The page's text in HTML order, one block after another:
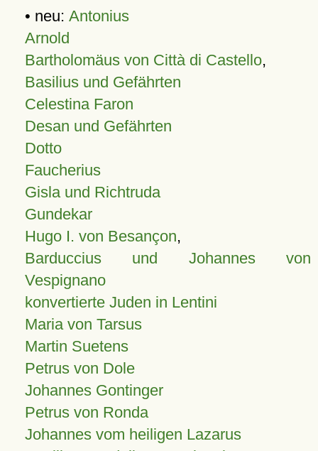
• neu: Antonius
Arnold
Bartholomäus von Città di Castello,
Basilius und Gefährten
Celestina Faron
Desan und Gefährten
Dotto
Faucherius
Gisla und Richtruda
Gundekar
Hugo I. von Besançon,
Barduccius und Johannes von
Vespignano
konvertierte Juden in Lentini
Maria von Tarsus
Martin Suetens
Petrus von Dole
Johannes Gontinger
Petrus von Ronda
Johannes vom heiligen Lazarus